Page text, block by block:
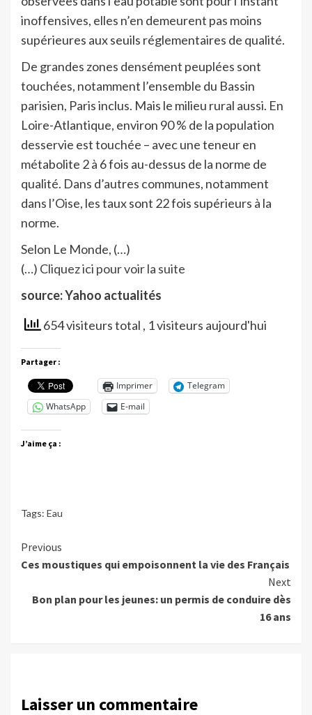
inoffensives, elles n’en demeurent pas moins
supérieures aux seuils réglementaires de qualité.
De grandes zones densément peuplées sont
touchées, notamment l’ensemble du Bassin
parisien, Paris inclus. Mais le milieu rural aussi. En
Loire-Atlantique, environ 90 % de la population
desservie est touchée – avec une teneur en
métabolite 2 à 6 fois au-dessus de la norme de
qualité. Dans d’autres communes, notamment
dans l’Oise, les taux sont 22 fois supérieurs à la
norme.
Selon Le Monde, (…)
(…) Cliquez ici pour voir la suite
source: Yahoo actualités
654 visiteurs total , 1 visiteurs aujourd'hui
Partager :
Imprimer
Telegram
WhatsApp
E-mail
J’aime ça :
Tags: Eau
Continue
Reading
Previous
Ces moustiques qui empoisonnent la vie des Français
Next
Bon plan pour les jeunes: un permis de conduire dès
16 ans
Laisser un commentaire